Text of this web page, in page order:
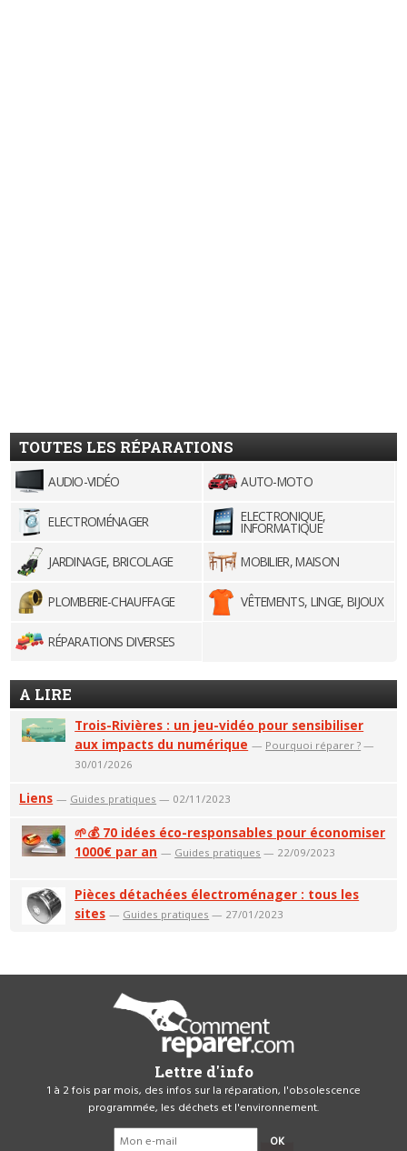
TOUTES LES RÉPARATIONS
AUDIO-VIDÉO AUTO-MOTO
ELECTROMÉNAGER ELECTRONIQUE,
INFORMATIQUE
JARDINAGE, BRICOLAGE
MOBILIER, MAISON
PLOMBERIE-CHAUFFAGE VÊTEMENTS, LINGE, BIJOUX
RÉPARATIONS DIVERSES
A LIRE
Trois-Rivières : un jeu-vidéo pour sensibiliser
aux impacts du numérique — Pourquoi réparer ? —
30/01/2026
Liens — Guides pratiques — 02/11/2023
🌱💰 70 idées éco-responsables pour économiser
1000€ par an — Guides pratiques — 22/09/2023
Pièces détachées électroménager : tous les
sites — Guides pratiques — 27/01/2023
Lettre d'info
1 à 2 fois par mois, des infos sur la réparation, l'obsolescence
programmée, les déchets et l'environnement.
OK